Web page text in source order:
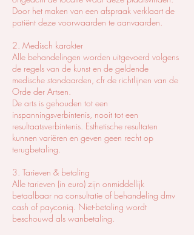
Door het maken van een afspraak verklaart de
patiënt deze voorwaarden te aanvaarden.
2. Medisch karakter
Alle behandelingen worden uitgevoerd volgens
de regels van de kunst en de geldende
medische standaarden, cfr de richtlijnen van de
Orde der Artsen.
De arts is gehouden tot een
inspanningsverbintenis, nooit tot een
resultaatsverbintenis. Esthetische resultaten
kunnen variëren en geven geen recht op
terugbetaling.
3. Tarieven & betaling
Alle tarieven (in euro) zijn onmiddellijk
betaalbaar na consultatie of behandeling dmv
cash of payconiq. Niet-betaling wordt
beschouwd als wanbetaling.